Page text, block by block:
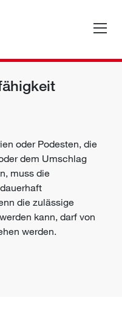
oder Podesten, die
dem Umschlag
muss die
die zulässige
kann, darf von
werden.